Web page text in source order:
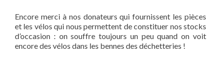
Encore merci à nos donateurs qui fournissent les pièces
et les vélos qui nous permettent de constituer nos stocks
d’occasion : on souffre toujours un peu quand on voit
encore des vélos dans les bennes des déchetteries !